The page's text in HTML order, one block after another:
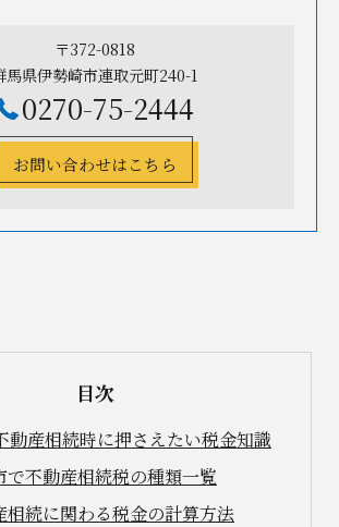
〒372-0818
馬県伊勢崎市連取元町240-1
0270-75-2444
お問い合わせはこちら
目次
動産相続時に押さえたい税金知識
で不動産相続税の種類一覧
相続に関わる税金の計算方法